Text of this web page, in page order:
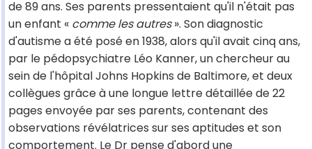
de 89 ans. Ses parents pressentaient qu'il n'était pas
un enfant « comme les autres». Son diagnostic
d'autisme a été posé en 1938, alors qu'il avait cinq ans,
par le pédopsychiatre Léo Kanner, un chercheur au
sein de l'hôpital Johns Hopkins de Baltimore, et deux
collègues grâce à une longue lettre détaillée de 22
pages envoyée par ses parents, contenant des
observations révélatrices sur ses aptitudes et son
comportement. Le Dr pense d'abord une